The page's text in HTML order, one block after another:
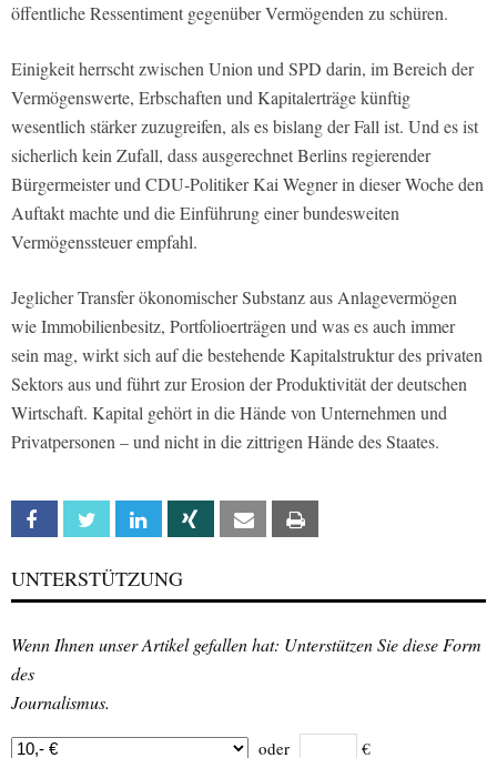
öffentliche Ressentiment gegenüber Vermögenden zu schüren.
Einigkeit herrscht zwischen Union und SPD darin, im Bereich der
Vermögenswerte, Erbschaften und Kapitalerträge künftig
wesentlich stärker zuzugreifen, als es bislang der Fall ist. Und es ist
sicherlich kein Zufall, dass ausgerechnet Berlins regierender
Bürgermeister und CDU‑Politiker Kai Wegner in dieser Woche den
Auftakt machte und die Einführung einer bundesweiten
Vermögenssteuer empfahl.
Jeglicher Transfer ökonomischer Substanz aus Anlagevermögen
wie Immobilienbesitz, Portfolioerträgen und was es auch immer
sein mag, wirkt sich auf die bestehende Kapitalstruktur des privaten
Sektors aus und führt zur Erosion der Produktivität der deutschen
Wirtschaft. Kapital gehört in die Hände von Unternehmen und
Privatpersonen – und nicht in die zittrigen Hände des Staates.
Facebook Twitter Linkedin Xing Email
UNTERSTÜTZUNG
Wenn Ihnen unser Artikel gefallen hat: Unterstützen Sie diese Form
des
Journalismus.
oder €